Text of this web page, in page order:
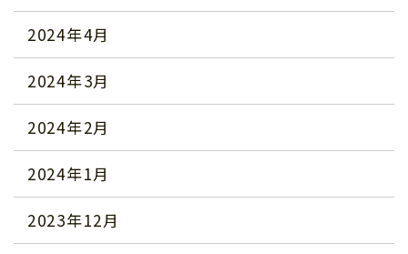
2024年4月
2024年3月
2024年2月
2024年1月
2023年12月